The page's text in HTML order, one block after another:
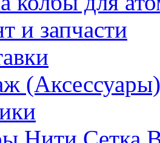
и запчасти
(Аксессуары)